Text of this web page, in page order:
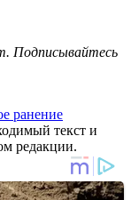
Подписывайтесь
ранение
текст и
редакции.